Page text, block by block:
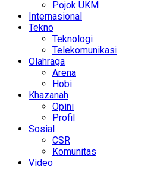
Pojok UKM
Internasional
Tekno
Teknologi
Telekomunikasi
Olahraga
Arena
Hobi
Khazanah
Opini
Profil
Sosial
CSR
Komunitas
Video